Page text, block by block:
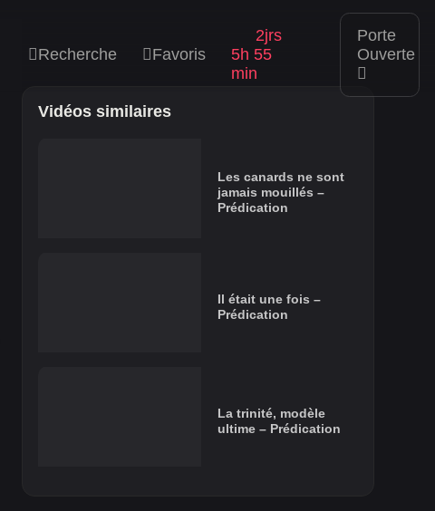
Recherche Favoris
2jrs
5h 55
min
Porte
Ouverte
Vidéos similaires
Les canards ne sont
jamais mouillés –
Prédication
Il était une fois –
Prédication
La trinité, modèle
ultime – Prédication